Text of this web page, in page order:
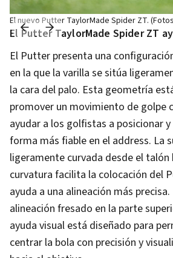
El nuevo Putter TaylorMade Spider ZT.
El Putter TaylorMade Spider ZT
El Putter presenta una
en la que la varilla se sitúa
la cara del palo. Esta geometría
promover un movimiento de golpe
ayudar a los golfistas a posicionar
forma más fiable en el address. La
ligeramente curvada desde el talón
curvatura facilita la colocación del
ayuda a una alineación más
alineación fresado en la parte
ayuda visual está diseñado para
centrar la bola con precisión y